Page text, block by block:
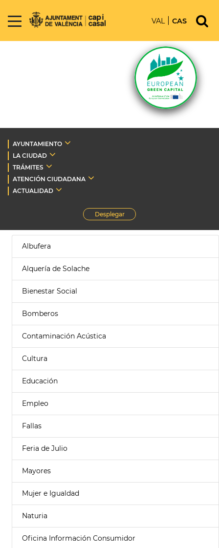
VAL CAS
AYUNTAMIENTO
LA CIUDAD
TRÁMITES
ATENCIÓN CIUDADANA
ACTUALIDAD
Desplegar
Albufera
Alquería de Solache
Bienestar Social
Bomberos
Contaminación Acústica
Cultura
Educación
Empleo
Fallas
Feria de Julio
Mayores
Mujer e Igualdad
Naturia
Oficina Información Consumidor